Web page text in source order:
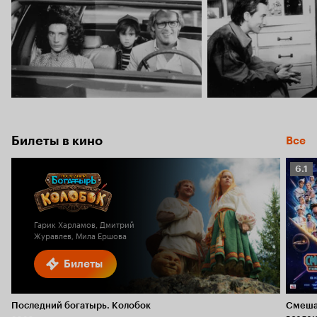
Билеты в кино Все
Билеты
Гарик Харламов, Дмитрий
Журавлев, Мила Ершова
Последний богатырь. Колобок
6.1
6.1